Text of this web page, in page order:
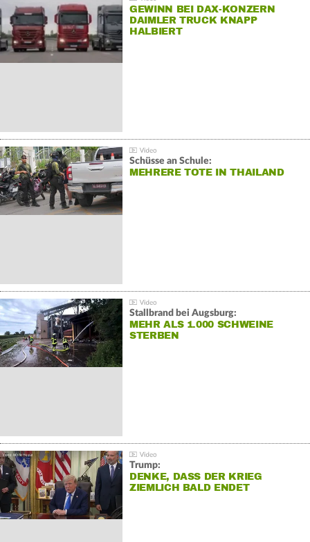
GEWINN BEI DAX-KONZERN
DAIMLER TRUCK KNAPP
HALBIERT
Schüsse an Schule:
MEHRERE TOTE IN THAILAND
Stallbrand bei Augsburg:
MEHR ALS 1.000 SCHWEINE
STERBEN
Trump:
DENKE, DASS DER KRIEG
ZIEMLICH BALD ENDET